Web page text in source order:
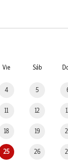
Vie Sáb
4 5
11 12
18 19
25 26